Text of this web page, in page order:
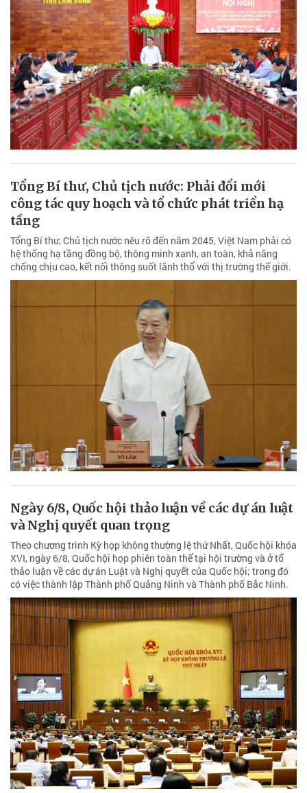
Tổng Bí thư, Chủ tịch nước: Phải đổi mới
công tác quy hoạch và tổ chức phát triển hạ
tầng
Tổng Bí thư, Chủ tịch nước nêu rõ đến năm 2045, Việt Nam phải có
hệ thống hạ tầng đồng bộ, thông minh xanh, an toàn, khả năng
chống chịu cao, kết nối thông suốt lãnh thổ với thị trường thế giới.
Ngày 6/8, Quốc hội thảo luận về các dự án luật
và Nghị quyết quan trọng
Theo chương trình Kỳ họp không thường lệ thứ Nhất, Quốc hội khóa
XVI, ngày 6/8, Quốc hội họp phiên toàn thể tại hội trường và ở tổ
thảo luận về các dự án Luật và Nghị quyết của Quốc hội; trong đó
có việc thành lập Thành phố Quảng Ninh và Thành phố Bắc Ninh.